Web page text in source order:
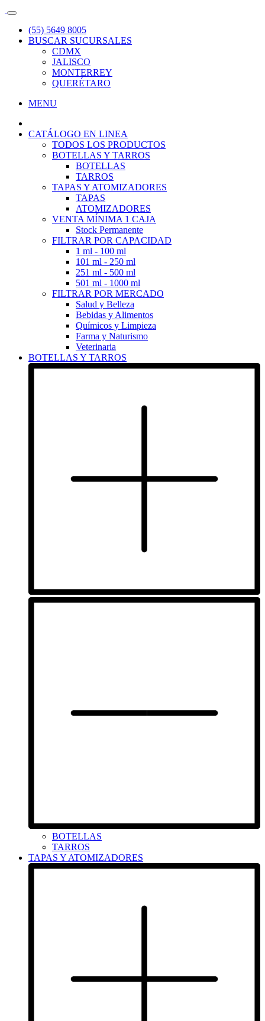
(55) 5649 8005
BUSCAR SUCURSALES
CDMX
JALISCO
MONTERREY
QUERÉTARO
MENU
CATÁLOGO EN LINEA
TODOS LOS PRODUCTOS
BOTELLAS Y TARROS
BOTELLAS
TARROS
TAPAS Y ATOMIZADORES
TAPAS
ATOMIZADORES
VENTA MÍNIMA 1 CAJA
Stock Permanente
FILTRAR POR CAPACIDAD
1 ml - 100 ml
101 ml - 250 ml
251 ml - 500 ml
501 ml - 1000 ml
FILTRAR POR MERCADO
Salud y Belleza
Bebidas y Alimentos
Químicos y Limpieza
Farma y Naturismo
Veterinaria
BOTELLAS Y TARROS
BOTELLAS
TARROS
TAPAS Y ATOMIZADORES